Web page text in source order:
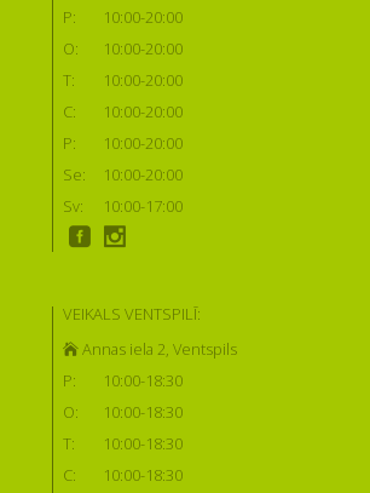
P:
10:00-20:00
O:
10:00-20:00
T:
10:00-20:00
C:
10:00-20:00
P:
10:00-20:00
Se:
10:00-20:00
Sv:
10:00-17:00
VEIKALS VENTSPILĪ:
Annas iela 2, Ventspils
P:
10:00-18:30
O:
10:00-18:30
T:
10:00-18:30
C:
10:00-18:30